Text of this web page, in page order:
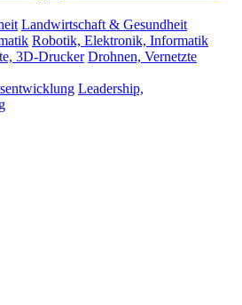
Landwirtschaft & Gesundheit
Robotik, Elektronik, Informatik
3D-Drucker Drohnen, Vernetzte
Leadership,